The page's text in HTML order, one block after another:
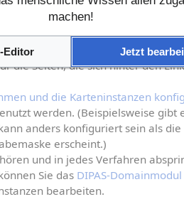
Design sollte erst dann
im Frontend das
mit dem Menüpunkt Design.
(der navigator holt sich
die Seiten, die sich hinter den
und die Karteninstanzen
werden. (Beispielsweise gibt
anders konfiguriert sein als
erscheint.)
und in jedes Verfahren
Sie das DIPAS-
bearbeiten.
machen!
Editor Jetzt